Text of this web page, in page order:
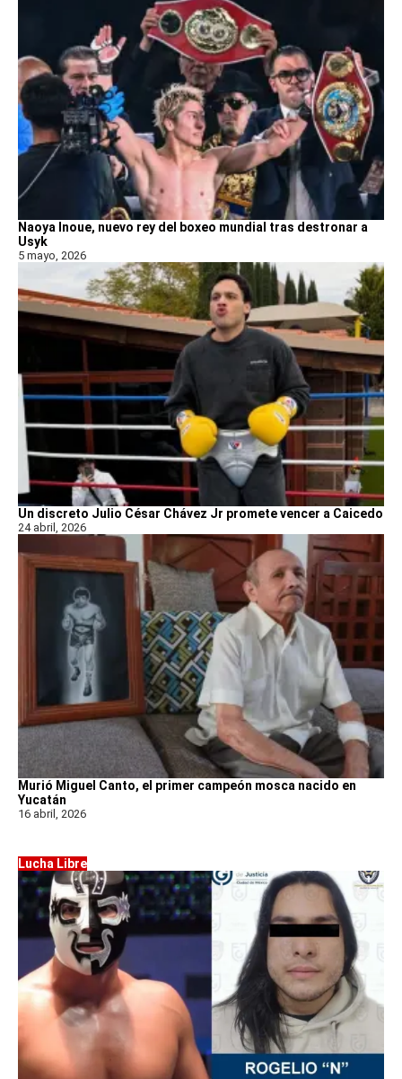
Naoya Inoue, nuevo rey del boxeo mundial tras destronar a
Usyk
5 mayo, 2026
Un discreto Julio César Chávez Jr promete vencer a Caicedo
24 abril, 2026
Murió Miguel Canto, el primer campeón mosca nacido en
Yucatán
16 abril, 2026
Lucha Libre